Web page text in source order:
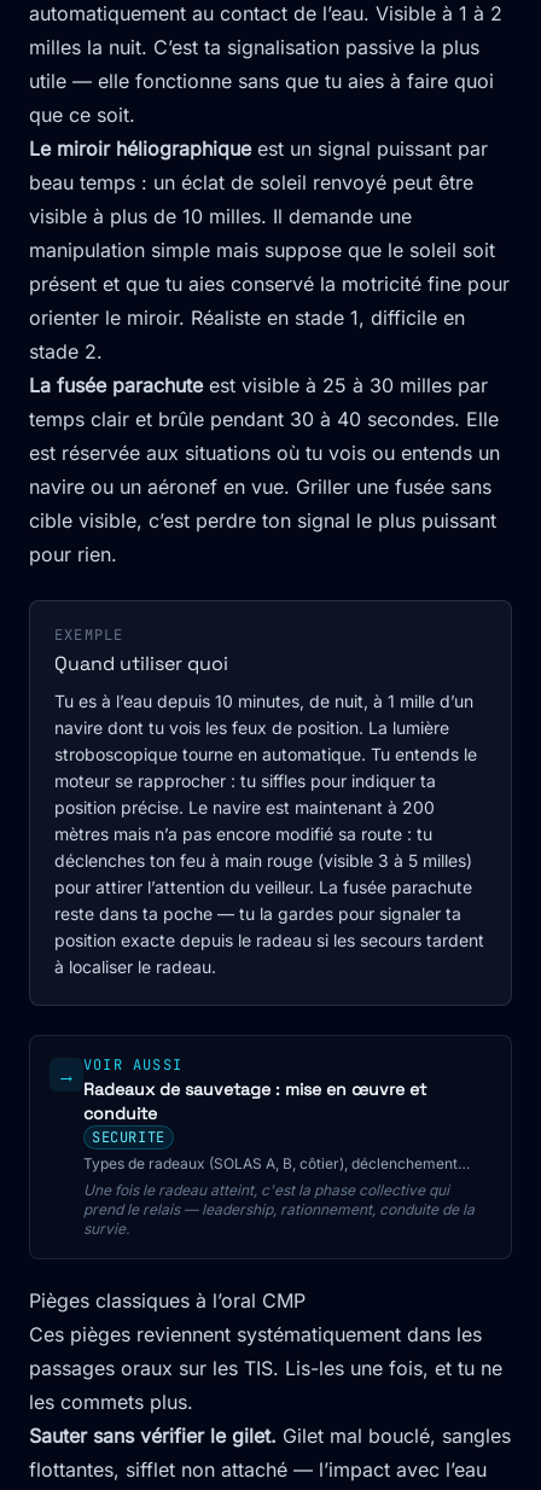
automatiquement au contact de l’eau. Visible à 1 à 2
milles la nuit. C’est ta signalisation passive la plus
utile — elle fonctionne sans que tu aies à faire quoi
que ce soit.
Le miroir héliographiqueest un signal puissant par
beau temps : un éclat de soleil renvoyé peut être
visible à plus de 10 milles. Il demande une
manipulation simple mais suppose que le soleil soit
présent et que tu aies conservé la motricité fine pour
orienter le miroir. Réaliste en stade 1, difficile en
stade 2.
La fusée parachuteest visible à 25 à 30 milles par
temps clair et brûle pendant 30 à 40 secondes. Elle
est réservée aux situations où tu vois ou entends un
navire ou un aéronef en vue. Griller une fusée sans
cible visible, c’est perdre ton signal le plus puissant
pour rien.
EXEMPLE
Quand utiliser quoi
Tu es à l’eau depuis 10 minutes, de nuit, à 1 mille d’un
navire dont tu vois les feux de position. La lumière
stroboscopique tourne en automatique. Tu entends le
moteur se rapprocher : tu siffles pour indiquer ta
position précise. Le navire est maintenant à 200
mètres mais n’a pas encore modifié sa route : tu
déclenches ton feu à main rouge (visible 3 à 5 milles)
pour attirer l’attention du veilleur. La fusée parachute
reste dans ta poche — tu la gardes pour signaler ta
position exacte depuis le radeau si les secours tardent
à localiser le radeau.
→ VOIR AUSSI
Radeaux de sauvetage : mise en œuvre et
conduite
SECURITE
Types de radeaux (SOLAS A, B, côtier), déclenchement
hydrostatique ou manuel, embarquement et conduite du
radeau en situation de survie.
Une fois le radeau atteint, c'est la phase collective qui
prend le relais — leadership, rationnement, conduite de la
survie.
Pièges classiques à l’oral CMP
Ces pièges reviennent systématiquement dans les
passages oraux sur les TIS. Lis-les une fois, et tu ne
les commets plus.
Sauter sans vérifier le gilet. Gilet mal bouclé, sangles
flottantes, sifflet non attaché — l’impact avec l’eau